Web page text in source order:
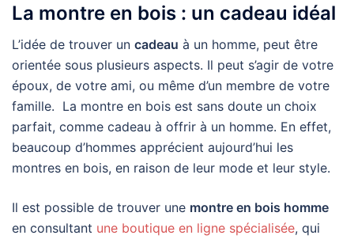
La montre en bois : un cadeau idéal
L’idée de trouver un cadeau à un homme, peut être
orientée sous plusieurs aspects. Il peut s’agir de votre
époux, de votre ami, ou même d’un membre de votre
famille. La montre en bois est sans doute un choix
parfait, comme cadeau à offrir à un homme. En effet,
beaucoup d’hommes apprécient aujourd’hui les
montres en bois, en raison de leur mode et leur style.
Il est possible de trouver une montre en bois homme
en consultant une boutique en ligne spécialisée, qui